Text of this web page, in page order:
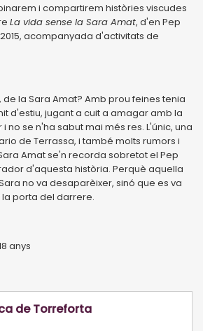
i compartirem històries viscudes
La vida sense la Sara Amat, d'en Pep
acompanyada d'activitats de
la Sara Amat? Amb prou feines tenia
d'estiu, jugant a cuit a amagar amb la
no se n'ha sabut mai més res. L'únic, una
de Terrassa, i també molts rumors i
Amat se'n recorda sobretot el Pep
d'aquesta història. Perquè aquella
no va desaparèixer, sinó que es va
porta del darrere.
anys
de Torreforta